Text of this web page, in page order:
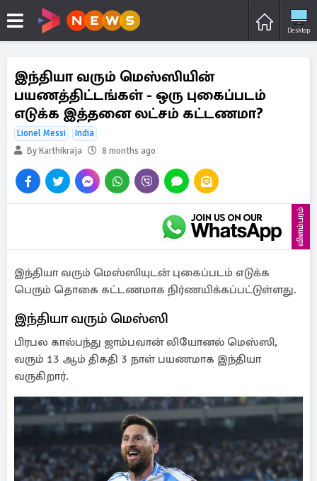
Desktop
இந்தியா வரும் மெஸ்ஸியின்
பயணத்திட்டங்கள் - ஒரு புகைப்படம்
எடுக்க இத்தனை லட்சம் கட்டணமா?
Lionel Messi
India
By Karthikraja
8 months ago
விளம்பரம்
இந்தியா வரும் மெஸ்ஸியுடன் புகைப்படம் எடுக்க
பெரும் தொகை கட்டணமாக நிர்ணயிக்கப்பட்டுள்ளது.
இந்தியா வரும் மெஸ்ஸி
பிரபல கால்பந்து ஜாம்பவான் லியோனல் மெஸ்ஸி,
வரும் 13 ஆம் திகதி 3 நாள் பயணமாக இந்தியா
வருகிறார்.